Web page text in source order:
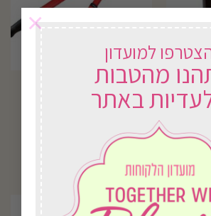
למועדון
מהטבות
באתר
×
B212 מס.שיחים ידנית
טלסקופית
בחירת אפשרויות
במשלוח